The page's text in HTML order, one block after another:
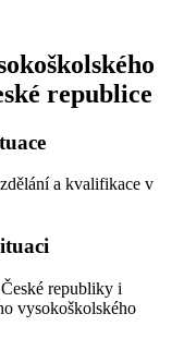
republice
a kvalifikace v
republiky i
vysokoškolského